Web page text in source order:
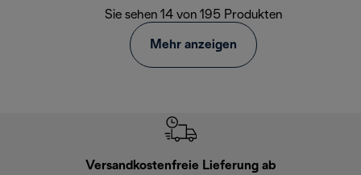
Sie sehen 14 von 195 Produkten
Mehr anzeigen
Versandkostenfreie Lieferung ab